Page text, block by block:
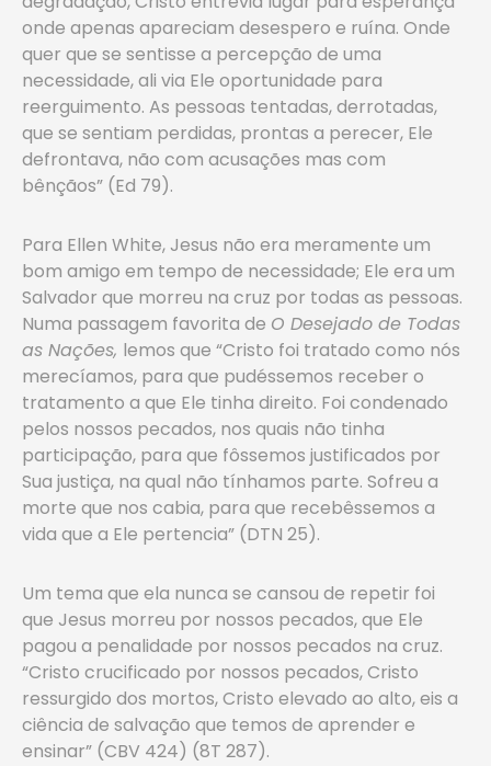
onde apenas apareciam desespero e ruína. Onde
quer que se sentisse a percepção de uma
necessidade, ali via Ele oportunidade para
reerguimento. As pessoas tentadas, derrotadas,
que se sentiam perdidas, prontas a perecer, Ele
defrontava, não com acusações mas com
bênçãos” (Ed 79).
Para Ellen White, Jesus não era meramente um
bom amigo em tempo de necessidade; Ele era um
Salvador que morreu na cruz por todas as pessoas.
Numa passagem favorita de O Desejado de Todas
as Nações, lemos que “Cristo foi tratado como nós
merecíamos, para que pudéssemos receber o
tratamento a que Ele tinha direito. Foi condenado
pelos nossos pecados, nos quais não tinha
participação, para que fôssemos justificados por
Sua justiça, na qual não tínhamos parte. Sofreu a
morte que nos cabia, para que recebêssemos a
vida que a Ele pertencia” (DTN 25).
Um tema que ela nunca se cansou de repetir foi
que Jesus morreu por nossos pecados, que Ele
pagou a penalidade por nossos pecados na cruz.
“Cristo crucificado por nossos pecados, Cristo
ressurgido dos mortos, Cristo elevado ao alto, eis a
ciência de salvação que temos de aprender e
ensinar” (CBV 424) (8T 287).